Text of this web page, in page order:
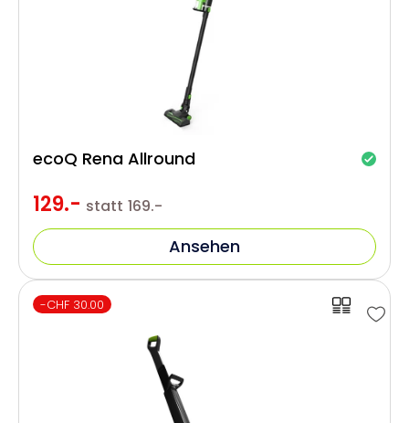
129.- statt 169.-
ecoQ Rena Allround
Ansehen
-CHF 30.00